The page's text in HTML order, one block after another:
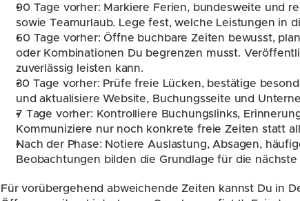
90 Tage vorher: Markiere Ferien, bundesweite und
sowie Teamurlaub. Lege fest, welche Leistungen in
60 Tage vorher: Öffne buchbare Zeiten bewusst,
oder Kombinationen Du begrenzen musst.
zuverlässig leisten kann.
30 Tage vorher: Prüfe freie Lücken, bestätige
und aktualisiere Website, Buchungsseite und
7 Tage vorher: Kontrolliere Buchungslinks,
Kommuniziere nur noch konkrete freie Zeiten statt
Nach der Phase: Notiere Auslastung, Absagen,
Beobachtungen bilden die Grundlage für die nächste
Für vorübergehend abweichende Zeiten kannst Du in